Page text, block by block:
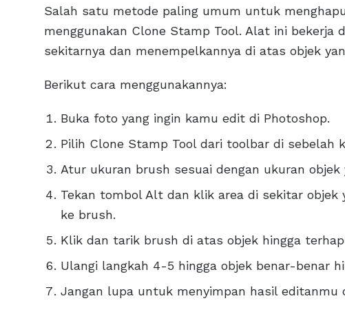
Salah satu metode paling umum untuk
menggunakan Clone Stamp Tool. Alat ini bekerja
sekitarnya dan menempelkannya di atas objek
Berikut cara menggunakannya:
Buka foto yang ingin kamu edit di Photoshop.
Pilih Clone Stamp Tool dari toolbar di sebelah
Atur ukuran brush sesuai dengan ukuran objek
Tekan tombol Alt dan klik area di sekitar
ke brush.
Klik dan tarik brush di atas objek hingga
Ulangi langkah 4-5 hingga objek benar-benar
Jangan lupa untuk menyimpan hasil editanmu